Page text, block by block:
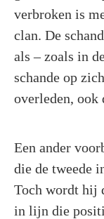
verbroken is
clan. De
als – zoals in
schande op
overleden, ook
Een ander
die de tweede
Toch wordt hij
in lijn die